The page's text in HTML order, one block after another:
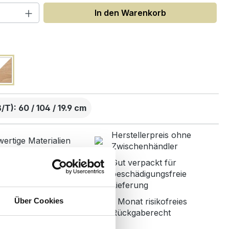
Über Cookies
Anzahl: Gib den gewünschten Wert
In den Warenkorb
T): 60 / 104 / 19.9 cm
Materialien
Herstellerpreis ohne
Zwischenhändler
mit
Gut verpackt für
beschädigungsfreie
Lieferung
in Germany
1 Monat risikofreies
Rückgaberecht